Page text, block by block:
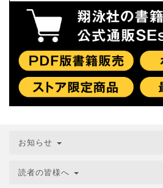
お知らせ
読者の皆様へ